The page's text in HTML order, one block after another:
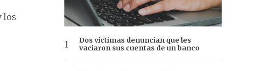
los
Dos víctimas denuncian que les
vaciaron sus cuentas de un banco